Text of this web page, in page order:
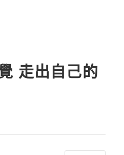
走出自己的